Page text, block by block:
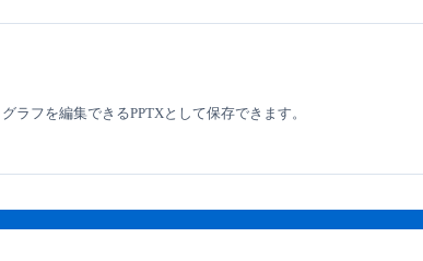
フを編集できるPPTXとして保存できます。